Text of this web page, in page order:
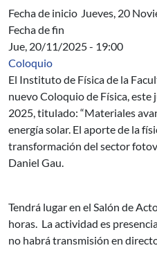
Fecha de inicio Jueves, 20
Fecha de fin
Jue, 20/11/2025 - 19:00
Coloquio
El Instituto de Física de la
nuevo Coloquio de Física, este
2025, titulado: “Materiales
energía solar. El aporte de la
transformación del sector
Daniel Gau.
Tendrá lugar en el Salón de
horas. La actividad es
no habrá transmisión en